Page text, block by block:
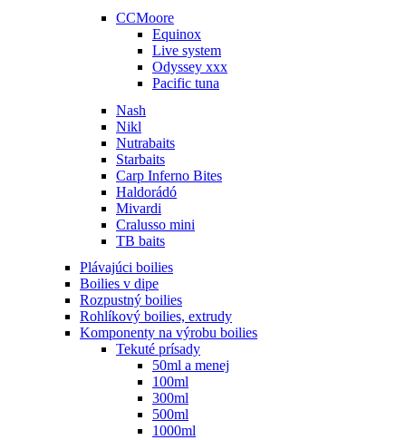
CCMoore
Equinox
Live system
Odyssey xxx
Pacific tuna
Nash
Nikl
Nutrabaits
Starbaits
Carp Inferno Bites
Haldorádó
Mivardi
Cralusso mini
TB baits
Plávajúci boilies
Boilies v dipe
Rozpustný boilies
Rohlíkový boilies, extrudy
Komponenty na výrobu boilies
Tekuté prísady
50ml a menej
100ml
300ml
500ml
1000ml